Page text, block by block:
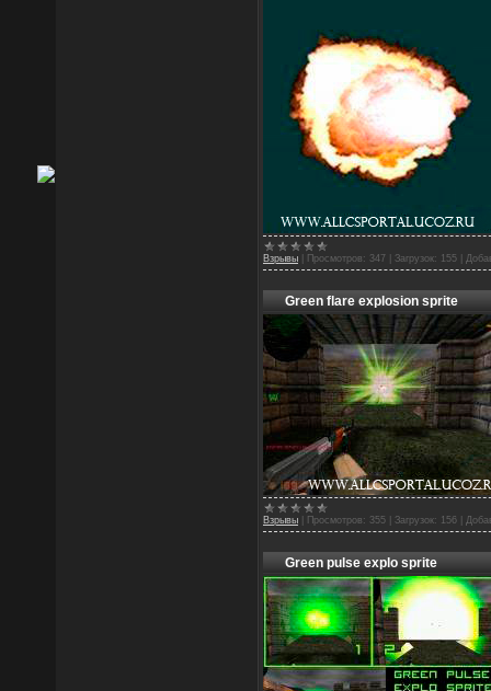
Взрывы Просмотров: 347 Загрузок: 155
Green flare explosion sprite
Взрывы Просмотров: 355 Загрузок: 156
Green pulse explo sprite